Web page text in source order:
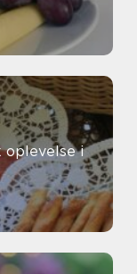
oplevelse i